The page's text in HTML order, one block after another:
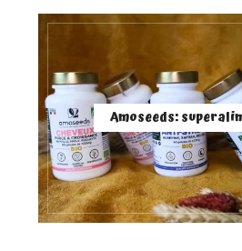
Amoseeds: